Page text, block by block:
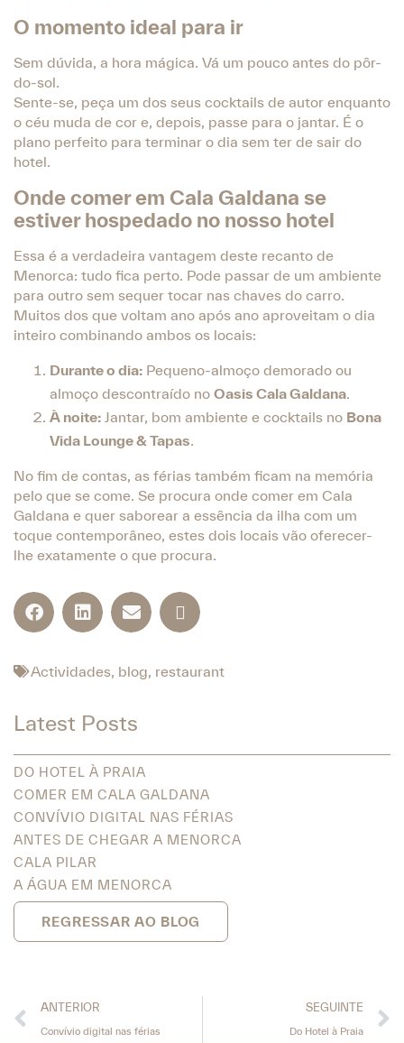
O momento ideal para ir
Sem dúvida, a hora mágica. Vá um pouco antes do pôr-
do-sol.
Sente-se, peça um dos seus cocktails de autor enquanto
o céu muda de cor e, depois, passe para o jantar. É o
plano perfeito para terminar o dia sem ter de sair do
hotel.
Onde comer em Cala Galdana se
estiver hospedado no nosso hotel
Essa é a verdadeira vantagem deste recanto de
Menorca: tudo fica perto. Pode passar de um ambiente
para outro sem sequer tocar nas chaves do carro.
Muitos dos que voltam ano após ano aproveitam o dia
inteiro combinando ambos os locais:
Durante o dia: Pequeno-almoço demorado ou
almoço descontraído no Oasis Cala Galdana.
À noite: Jantar, bom ambiente e cocktails no Bona
Vida Lounge & Tapas.
No fim de contas, as férias também ficam na memória
pelo que se come. Se procura onde comer em Cala
Galdana e quer saborear a essência da ilha com um
toque contemporâneo, estes dois locais vão oferecer-
lhe exatamente o que procura.
Actividades, blog, restaurant
Latest Posts
DO HOTEL À PRAIA
COMER EM CALA GALDANA
CONVÍVIO DIGITAL NAS FÉRIAS
ANTES DE CHEGAR A MENORCA
CALA PILAR
A ÁGUA EM MENORCA
REGRESSAR AO BLOG
ANTERIOR
Convívio digital nas férias
SEGUINTE
Do Hotel à Praia